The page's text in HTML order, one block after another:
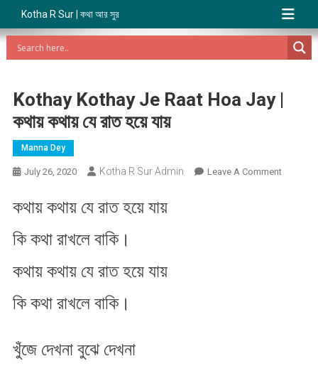
Kotha R Sur | কথা আর সুর
Kothay Kothay Je Raat Hoa Jay |
কথায় কথায় যে রাত হয়ে যায়
Manna Dey
July 26, 2020 Kotha R Sur Admin Leave A CommentOn
কথায় কথায় যে রাত হয়ে যায়
কি কথা রাখলে বাকি।
কথায় কথায় যে রাত হয়ে যায়
কি কথা রাখলে বাকি।
খুঁজে দেখনা বুঝে দেখনা